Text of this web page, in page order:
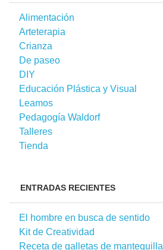
Alimentación
Arteterapia
Crianza
De paseo
DIY
Educación Plástica y Visual
Leamos
Pedagogía Waldorf
Talleres
Tienda
ENTRADAS RECIENTES
El hombre en busca de sentido
Kit de Creatividad
Receta de galletas de mantequilla